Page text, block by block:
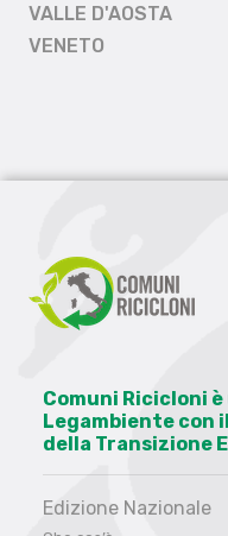
VALLE D'AOSTA
VENETO
Comuni Ricicloni
Legambiente con
della Transizione
Edizione Nazionale